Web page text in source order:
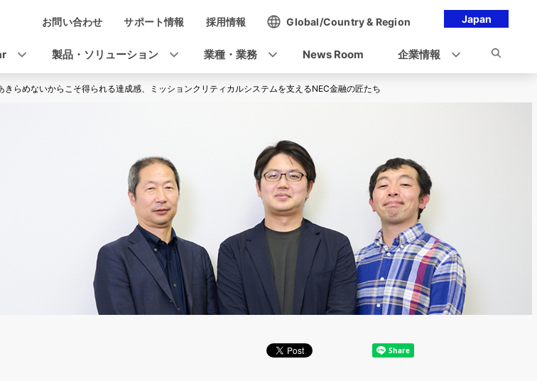
Japan
お問い合わせ サポート情報 採用情報 Global/Country & Region
製品・ソリューション 業種・業務 News Room 企業情報
きらめないからこそ得られる達成感、ミッションクリティカルシステムを支えるNEC金融の匠たち